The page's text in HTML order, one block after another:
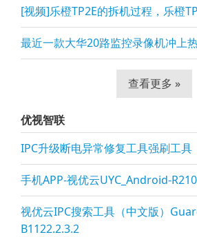
[视频]乐橙TP2E的拆机过程，乐橙
最近一款大华20路监控录像机冲上
查看更多 »
优视智联
IPC升级断电异常修复工具强刷工具
手机APP-视优云UYC_Android-
视优云IPC搜索工具（中文版）
B1122.2.3.2